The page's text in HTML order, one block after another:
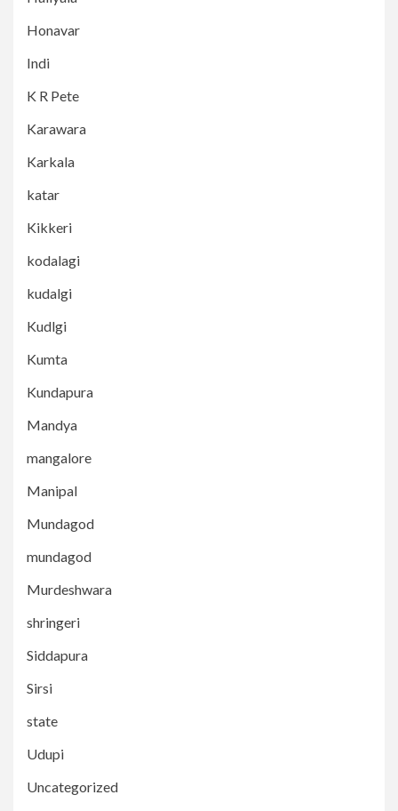
Honavar
Indi
K R Pete
Karawara
Karkala
katar
Kikkeri
kodalagi
kudalgi
Kudlgi
Kumta
Kundapura
Mandya
mangalore
Manipal
Mundagod
mundagod
Murdeshwara
shringeri
Siddapura
Sirsi
state
Udupi
Uncategorized